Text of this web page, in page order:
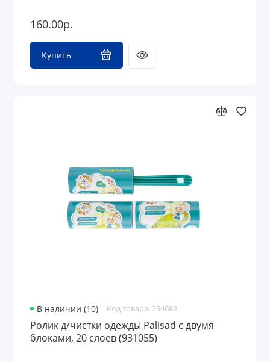
160.00р.
Купить
В наличии (10) Код товара: 234689
Ролик д/чистки одежды Palisad с двумя
блоками, 20 слоев (931055)